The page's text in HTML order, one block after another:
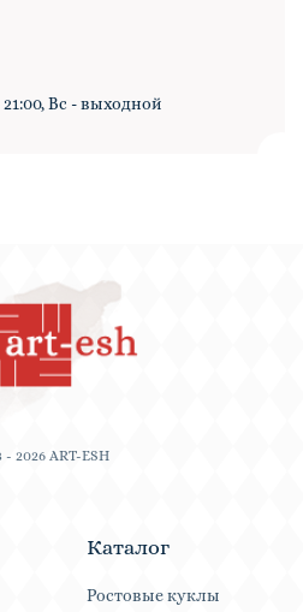
Вс - выходной
- 2026 ART-ESH
Каталог
Ростовые куклы